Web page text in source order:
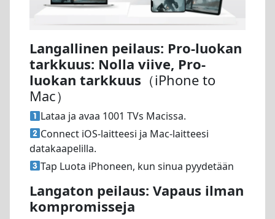
Langallinen peilaus: Pro-luokan
tarkkuus: Nolla viive, Pro-
luokan tarkkuus （iPhone to
Mac）
Lataa ja avaa 1001 TVs Macissa.
Connect iOS-laitteesi ja Mac-laitteesi
datakaapelilla.
Tap Luota iPhoneen, kun sinua pyydetään
Langaton peilaus: Vapaus ilman
kompromisseja